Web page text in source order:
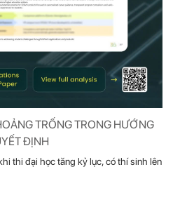
TRỐNG TRONG HƯỚNG
ĐỊNH
thi đại học tăng kỷ lục, có thí sinh lên